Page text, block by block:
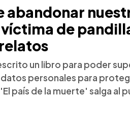
abandonar
de
un libro para poder
personales para
país de la muerte' salga al